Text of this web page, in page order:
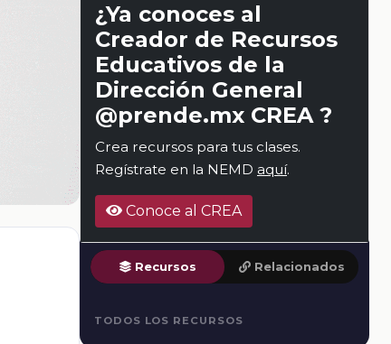
¿Ya conoces al
Creador de Recursos
Educativos de la
Dirección General
@prende.mx CREA ?
Crea recursos para tus clases.
Regístrate en la NEMD aquí.
Conoce al CREA
Recursos Relacionados
TODOS LOS RECURSOS